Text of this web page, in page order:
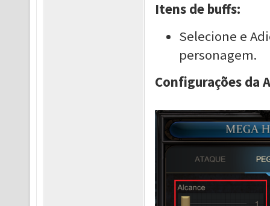
Itens de buffs:
Selecione e
personagem.
Configurações da